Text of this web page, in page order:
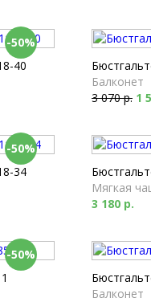
-50%
40
Балконет
3 070 р. 1
-50%
34
Мягкая
3 180 р.
-50%
Балконет